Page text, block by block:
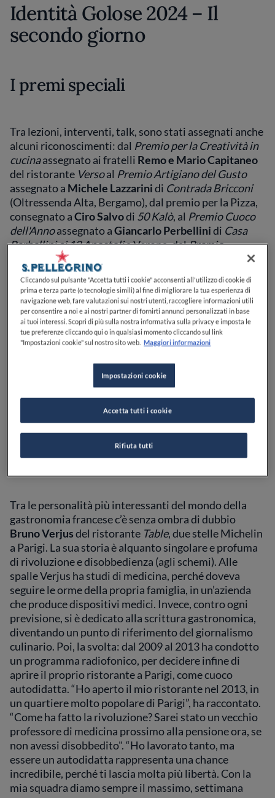
Identità Golose 2024 – Il
secondo giorno
I premi speciali
Tra lezioni, interventi, talk, sono stati assegnati anche
alcuni riconoscimenti: dal Premio per la Creatività in
cucinaassegnato ai fratelli Remo e Mario Capitaneo
del ristorante Versoal Premio Artigiano del Gusto
assegnato a Michele Lazzarinidi Contrada Bricconi
(Oltressenda Alta, Bergamo), dal premio per la Pizza,
consegnato aCiro Salvodi 50 Kalò, al Premio Cuoco
dell'Annoassegnato aGiancarlo Perbellinidi Casa
Perbellini ai 12 Apostolia Verona, dalPremio
Sperimentazione in Cucina
Moreno Cedroni e
Luca AbbadirdellaMadonnina del Pescatore
Senigallia alPremio identità di territorioconsegnato
Cesare BattistidelRatanàa Milano.Sul palco
dell’Auditorium è stata anche presentata da Fipe la
data del 18 maggio 2024, seconda edizione della
Giornata della Ristorazione , per la cultura
mila ristoranti, quest'anno l’obiettivo è raggiungere
quota 10 mila aderenti.
Bruno Verjus, da giornalista a
chef del decimo ristorante
migliore al mondo
Tra le personalità più interessanti del mondo della
gastronomia francese c’è senza ombra di dubbio
Bruno Verjusdel ristorante Table, due stelle Michelin
a Parigi. La sua storia è alquanto singolare e profuma
di rivoluzione e disobbedienza (agli schemi). Alle
spalle Verjus ha studi di medicina, perché doveva
seguire le orme della propria famiglia, in un’azienda
che produce dispositivi medici. Invece, contro ogni
previsione, si è dedicato alla scrittura gastronomica,
diventando un punto di riferimento del giornalismo
culinario. Poi, la svolta: dal 2009 al 2013 ha condotto
un programma radiofonico, per decidere infine di
aprire il proprio ristorante a Parigi, come cuoco
autodidatta. “Ho aperto il mio ristorante nel 2013, in
un quartiere molto popolare di Parigi”, ha raccontato.
“Come ha fatto la rivoluzione? Sarei stato un vecchio
professore di medicina prossimo alla pensione ora, se
non avessi disobbedito". “Ho lavorato tanto, ma
essere un autodidatta rappresenta una chance
incredibile, perché ti lascia molta più libertà. Con la
mia squadra diamo sempre il massimo, settimana
Cliccando sul pulsante "Accetta tutti i cookie" acconsenti all'utilizzo di cookie di
prima e terza parte (o tecnologie simili) al fine di migliorare la tua esperienza di
navigazione web, fare valutazioni sui nostri utenti, raccogliere informazioni utili
per consentire a noi e ai nostri partner di fornirti annunci personalizzati in base
ai tuoi interessi. Scopri di più sulla nostra informativa sulla privacy e imposta le
tue preferenze cliccando qui o in qualsiasi momento cliccando sul link
"Impostazioni cookie" sul nostro sito web. Maggiori informazioni
Impostazioni cookie
Rifiuta tutti
Accetta tutti i cookie